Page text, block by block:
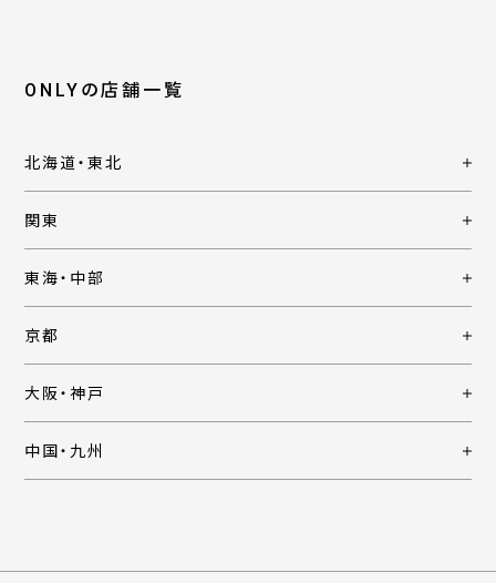
ONLYの店舗一覧
北海道・東北
関東
東海・中部
京都
大阪・神戸
中国・九州